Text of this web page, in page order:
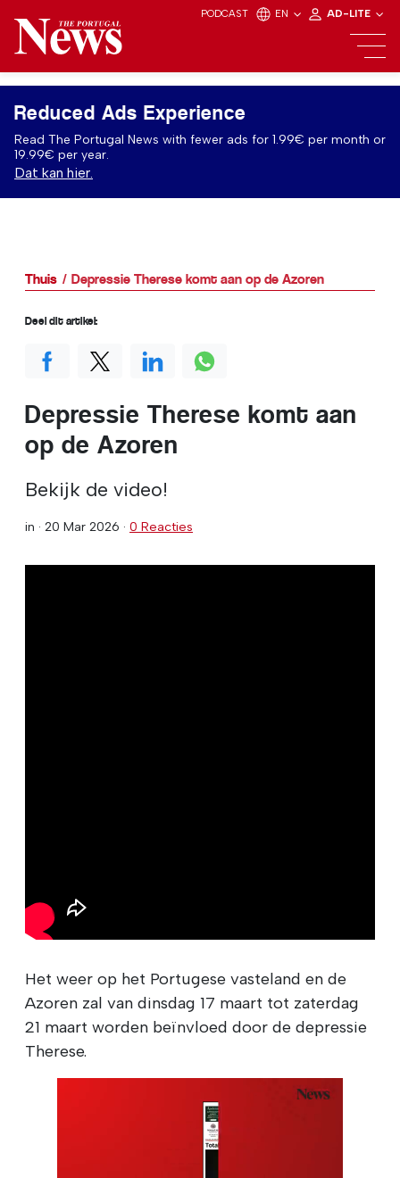
PODCAST EN AD-LITE
Reduced Ads Experience
Read The Portugal News with fewer ads for 1.99€ per month or
19.99€ per year.
Dat kan hier.
Thuis Depressie Therese komt aan op de Azoren
Depressie Therese komt aan
op de Azoren
Bekijk de video!
in · 20 Mar 2026 · 0 Reacties
Het weer op het Portugese vasteland en de
Azoren zal van dinsdag 17 maart tot zaterdag
21 maart worden beïnvloed door de depressie
Therese.
Deel dit artikel: